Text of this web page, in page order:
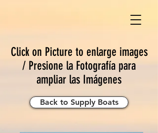
Click on Picture to enlarge images
/ Presione la Fotografía para
ampliar las Imágenes
Back to Supply Boats